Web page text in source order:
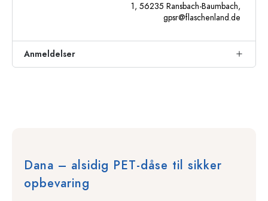
1, 56235 Ransbach-Baumbach,
gpsr@flaschenland.de
Anmeldelser
Dana – alsidig PET-dåse til sikker
opbevaring